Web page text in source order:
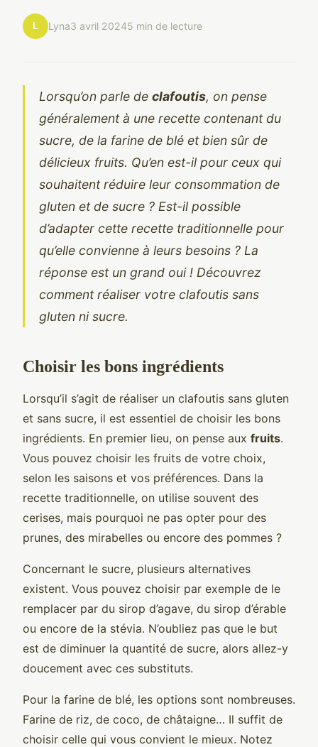
L Lyna3 avril 20245 min de lecture
Lorsqu’on parle de clafoutis, on pense
généralement à une recette contenant du
sucre, de la farine de blé et bien sûr de
délicieux fruits. Qu’en est-il pour ceux qui
souhaitent réduire leur consommation de
gluten et de sucre ? Est-il possible
d’adapter cette recette traditionnelle pour
qu’elle convienne à leurs besoins ? La
réponse est un grand oui ! Découvrez
comment réaliser votre clafoutis sans
gluten ni sucre.
Choisir les bons ingrédients
Lorsqu’il s’agit de réaliser un clafoutis sans gluten
et sans sucre, il est essentiel de choisir les bons
ingrédients. En premier lieu, on pense aux fruits.
Vous pouvez choisir les fruits de votre choix,
selon les saisons et vos préférences. Dans la
recette traditionnelle, on utilise souvent des
cerises, mais pourquoi ne pas opter pour des
prunes, des mirabelles ou encore des pommes ?
Concernant le sucre, plusieurs alternatives
existent. Vous pouvez choisir par exemple de le
remplacer par du sirop d’agave, du sirop d’érable
ou encore de la stévia. N’oubliez pas que le but
est de diminuer la quantité de sucre, alors allez-y
doucement avec ces substituts.
Pour la farine de blé, les options sont nombreuses.
Farine de riz, de coco, de châtaigne… Il suffit de
choisir celle qui vous convient le mieux. Notez